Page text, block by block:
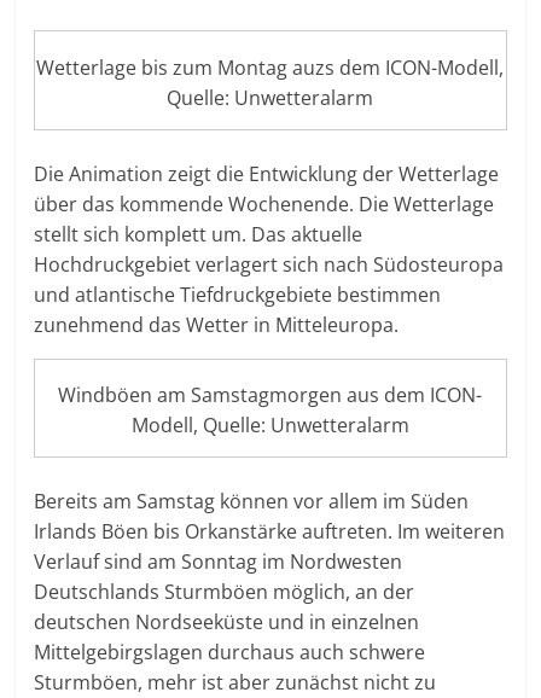
Wetterlage bis zum Montag auzs dem ICON-Modell,
Quelle: Unwetteralarm
Die Animation zeigt die Entwicklung der Wetterlage
über das kommende Wochenende. Die Wetterlage
stellt sich komplett um. Das aktuelle
Hochdruckgebiet verlagert sich nach Südosteuropa
und atlantische Tiefdruckgebiete bestimmen
zunehmend das Wetter in Mitteleuropa.
Windböen am Samstagmorgen aus dem ICON-
Modell, Quelle: Unwetteralarm
Bereits am Samstag können vor allem im Süden
Irlands Böen bis Orkanstärke auftreten. Im weiteren
Verlauf sind am Sonntag im Nordwesten
Deutschlands Sturmböen möglich, an der
deutschen Nordseeküste und in einzelnen
Mittelgebirgslagen durchaus auch schwere
Sturmböen, mehr ist aber zunächst nicht zu